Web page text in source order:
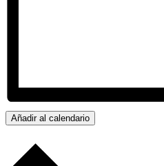
Añadir al calendario